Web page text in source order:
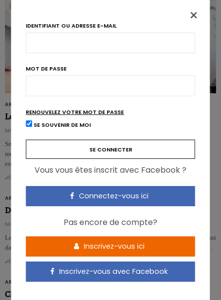
ARTICLES
Le nomadisme alimentaire: quel impact sur le poids?
MAGALI JACOBS
Snacks, épiceries, fast-food, petite restauration,… l’offre alimentaire se
multiplie à mesure que l’on mange de moins en moins souvent chez soi. Quel
est l’…
ARTICLES
Du gras pour grandir ?
NICOLAS ROUSSEAU
Les graisses, et en particulier les acides gras essentiels, jouent un rôle important
dans le développement neurologique de l’enfant. Mais la marge de manœuv…
0
ARTICLES
CLA: plus de tort que de bien?
×
IDENTIFIANT OU ADRESSE E-MAIL
MOT DE PASSE
RENOUVELEZ VOTRE MOT DE PASSE
SE SOUVENIR DE MOI
Vous vous êtes inscrit avec Facebook ?
Connectez-vous ici
Pas encore de compte?
Inscrivez-vous ici
Inscrivez-vous avec Facebook